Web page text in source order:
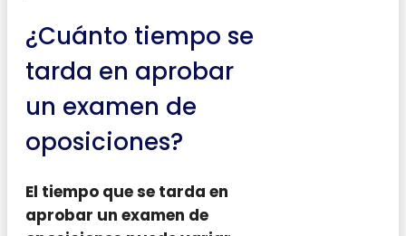
¿Cuánto tiempo se
tarda en aprobar
un examen de
oposiciones?
El tiempo que se tarda en
aprobar un examen de